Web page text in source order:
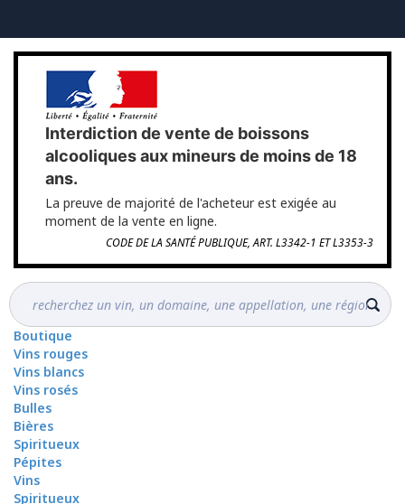
Interdiction de vente de boissons
alcooliques aux mineurs de moins de 18
ans.
La preuve de majorité de l'acheteur est exigée au
moment de la vente en ligne.
CODE DE LA SANTÉ PUBLIQUE, ART. L3342-1 ET L3353-3
Boutique
Vins rouges
Vins blancs
Vins rosés
Bulles
Bières
Spiritueux
Pépites
Vins
Spiritueux